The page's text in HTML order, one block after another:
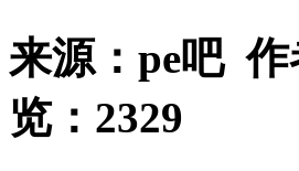
来源： pe吧作
览： 2329